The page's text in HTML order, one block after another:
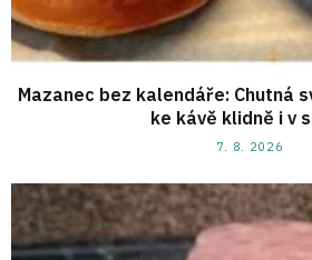
Mazanec bez kalendáře: Chutná
ke kávě klidně i v
7. 8. 2026